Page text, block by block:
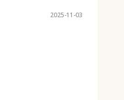
2025-11-03